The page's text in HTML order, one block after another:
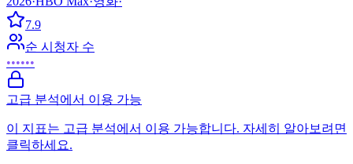
7.9
순 시청자 수
••••••
고급 분석에서 이용 가능
이 지표는 고급 분석에서 이용 가능합니다. 자세히 알아보려면
클릭하세요.